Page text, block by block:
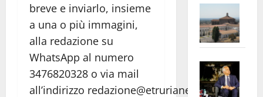
breve e inviarlo, insieme
a una o più immagini,
alla redazione su
WhatsApp al numero
3476820328 o via mail
all’indirizzo redazione@etrurianews.it.